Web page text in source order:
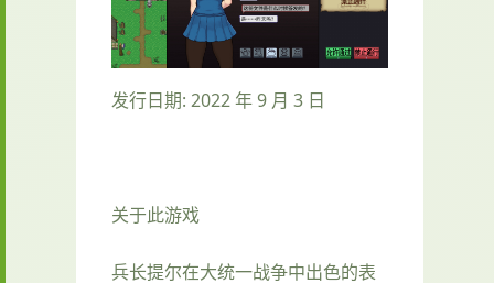
发行日期: 2022 年 9 月 3 日
关于此游戏
兵长提尔在大统一战争中出色的表